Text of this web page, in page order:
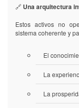
🔗 Una arquitectura
Estos activos no
sistema coherente y
El
La
La
A
Personal
A
Personal